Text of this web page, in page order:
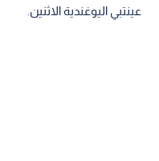
عينتبي اليوغندية الاثنين.